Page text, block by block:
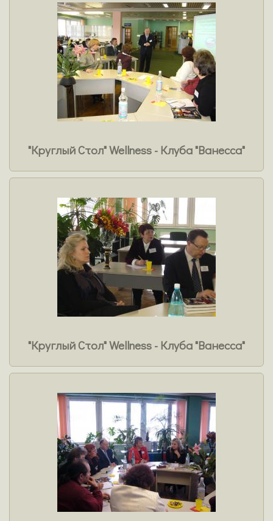
"Круглый Стол" Wellness - Клуба "Ванесса"
"Круглый Стол" Wellness - Клуба "Ванесса"